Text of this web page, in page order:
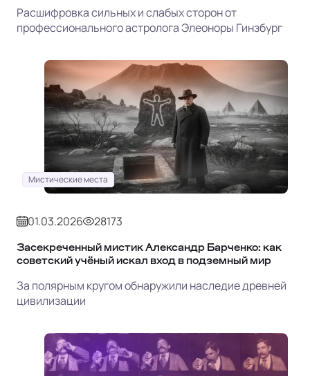
Расшифровка сильных и слабых сторон от
профессионального астролога Элеоноры Гинзбург
Мистические места
01.03.2026 28173
Засекреченный мистик Александр Барченко: как
советский учёный искал вход в подземный мир
За полярным кругом обнаружили наследие древней
цивилизации